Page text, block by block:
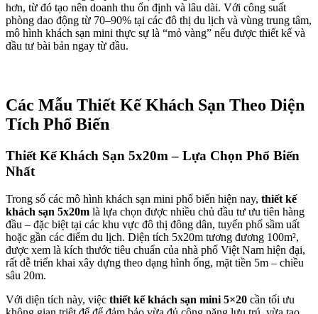
hơn, từ đó tạo nên doanh thu ổn định và lâu dài. Với công suất
phòng dao động từ 70–90% tại các đô thị du lịch và vùng trung tâm,
mô hình khách sạn mini thực sự là “mỏ vàng” nếu được thiết kế và
đầu tư bài bản ngay từ đầu.
Các Mẫu Thiết Kế Khách Sạn Theo Diện
Tích Phổ Biến
Thiết Kế Khách Sạn 5x20m – Lựa Chọn Phổ Biến
Nhất
Trong số các mô hình khách sạn mini phổ biến hiện nay, thiết kế
khách sạn 5x20m là lựa chọn được nhiều chủ đầu tư ưu tiên hàng
đầu – đặc biệt tại các khu vực đô thị đông dân, tuyến phố sầm uất
hoặc gần các điểm du lịch. Diện tích 5x20m tương đương 100m²,
được xem là kích thước tiêu chuẩn của nhà phố Việt Nam hiện đại,
rất dễ triển khai xây dựng theo dạng hình ống, mặt tiền 5m – chiều
sâu 20m.
Với diện tích này, việc thiết kế khách sạn mini 5×20 cần tối ưu